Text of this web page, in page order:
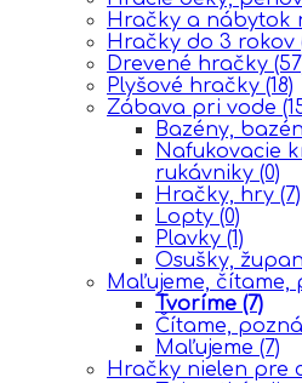
Hračky a nábytok
Hračky do 3 rokov
Drevené hračky
Plyšové hračky (18)
Zábava pri vode
Bazény,
Nafukovacie
rukávniky (0)
Hračky, hry (7)
Lopty (0)
Plavky (1)
Osušky,
Maľujeme, čítame,
Tvoríme (7)
Čítame,
Maľujeme (7)
Hračky nielen pre